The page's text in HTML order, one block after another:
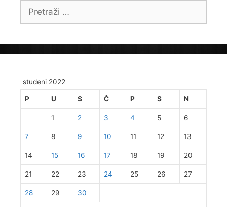
Pretraži:
studeni 2022
P U S Č P S N
1 2 3 4 5 6
7 8 9 10 11 12 13
14 15 16 17 18 19 20
21 22 23 24 25 26 27
28 29 30